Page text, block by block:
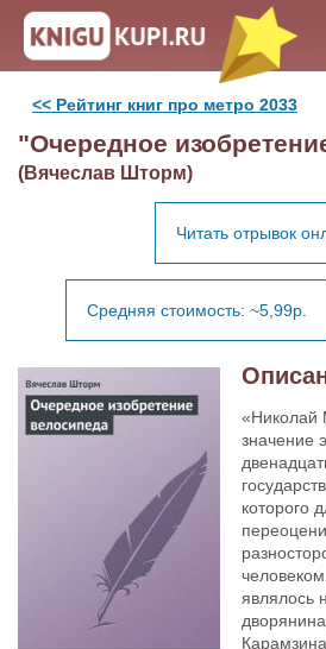
<< Рейтинг книг про метро 2033
"Очередное
(Вячеслав Шторм)
Читать отрывок
Средняя стоимость: ~5,99р.
«Николай
значение
которого
являлось